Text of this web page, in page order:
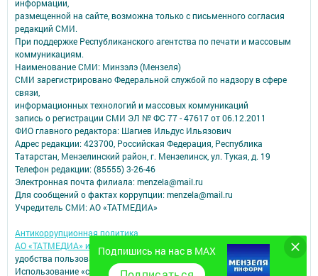
Подпишись на нас в MAX
информации,
размещенной на сайте, возможна только с письменного согласия
редакций СМИ.
При поддержке Республиканского агентства по печати и массовым
коммуникациям.
Наименование СМИ: Минзэлэ (Мензеля)
СМИ зарегистрировано Федеральной службой по надзору в сфере
связи,
информационных технологий и массовых коммуникаций
запись о регистрации СМИ ЭЛ № ФС 77 - 47617 от 06.12.2011
ФИО главного редактора: Шагиев Ильдус Ильязович
Адрес редакции: 423700, Российская Федерация, Республика
Татарстан, Мензелинский район, г. Мензелинск, ул. Тукая, д. 19
Телефон редакции: (85555) 3-26-46
Электронная почта филиала: menzela@mail.ru
Для сообщений о фактах коррупции: menzela@mail.ru
Учредитель СМИ: АО «ТАТМЕДИА»
Антикоррупционная политика
АО «ТАТМЕДИА» использует «cookie»
для персонализации сервисов и
удобства пользователей сайтом.
Использование «cookie» можно отменить в настройках браузера.